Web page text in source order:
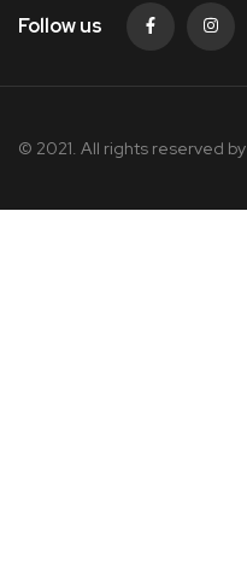
Follow us
© 2021. All rights reserved by